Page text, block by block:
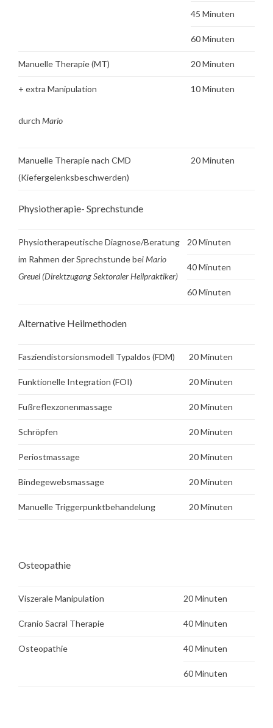
45 Minuten
60 Minuten
Manuelle Therapie (MT) 20 Minuten
+ extra Manipulation
durch Mario
10 Minuten
Manuelle Therapie nach CMD
(Kiefergelenksbeschwerden)
20 Minuten
Physiotherapie- Sprechstunde
Physiotherapeutische Diagnose/Beratung
im Rahmen der Sprechstunde beiMario
Greuel (Direktzugang Sektoraler Heilpraktiker)
20 Minuten
40 Minuten
60 Minuten
Alternative Heilmethoden
Fasziendistorsionsmodell Typaldos (FDM) 20 Minuten
Funktionelle Integration (FOI) 20 Minuten
Fußreflexzonenmassage 20 Minuten
Schröpfen 20 Minuten
Periostmassage 20 Minuten
Bindegewebsmassage 20 Minuten
Manuelle Triggerpunktbehandelung 20 Minuten
Osteopathie
Viszerale Manipulation 20 Minuten
Cranio Sacral Therapie 40 Minuten
Osteopathie 40 Minuten
60 Minuten